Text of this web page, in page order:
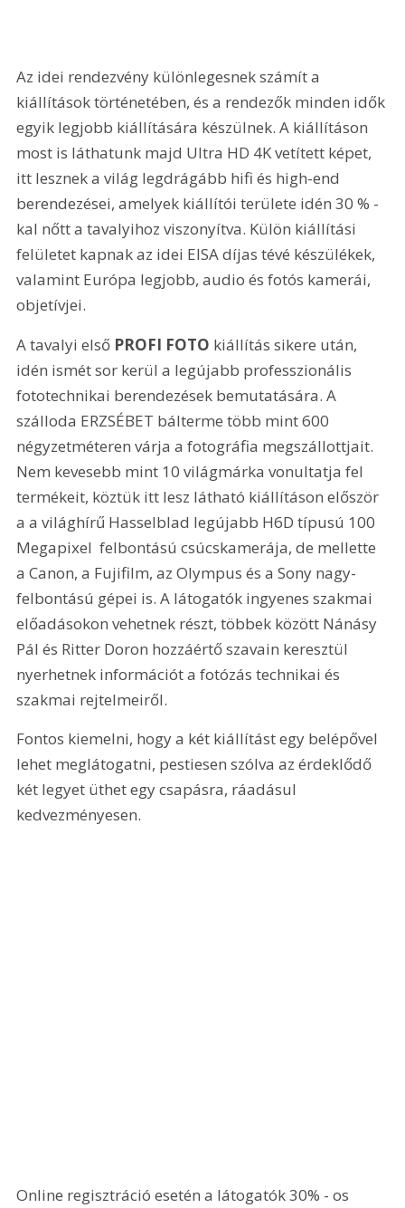
Az idei rendezvény különlegesnek számít a
kiállítások történetében, és a rendezők minden idők
egyik legjobb kiállítására készülnek. A kiállításon
most is láthatunk majd Ultra HD 4K vetített képet,
itt lesznek a világ legdrágább hifi és high-end
berendezései, amelyek kiállítói területe idén 30 % -
kal nőtt a tavalyihoz viszonyítva. Külön kiállítási
felületet kapnak az idei EISA díjas tévé készülékek,
valamint Európa legjobb, audio és fotós kamerái,
objetívjei.
A tavalyi első PROFI FOTO kiállítás sikere után,
idén ismét sor kerül a legújabb professzionális
fototechnikai berendezések bemutatására. A
szálloda ERZSÉBET bálterme több mint 600
négyzetméteren várja a fotográfia megszállottjait.
Nem kevesebb mint 10 világmárka vonultatja fel
termékeit, köztük itt lesz látható kiállításon először
a a világhírű Hasselblad legújabb H6D típusú 100
Megapixel  felbontású csúcskamerája, de mellette
a Canon, a Fujifilm, az Olympus és a Sony nagy-
felbontású gépei is. A látogatók ingyenes szakmai
előadásokon vehetnek részt, többek között Nánásy
Pál és Ritter Doron hozzáértő szavain keresztül
nyerhetnek információt a fotózás technikai és
szakmai rejtelmeiről.
Fontos kiemelni, hogy a két kiállítást egy belépővel
lehet meglátogatni, pestiesen szólva az érdeklődő
két legyet üthet egy csapásra, ráadásul
kedvezményesen.
Online regisztráció esetén a látogatók 30% - os